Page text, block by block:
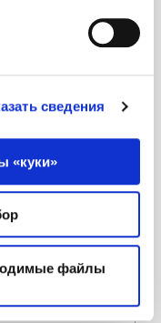
сведения
«куки»
файлы